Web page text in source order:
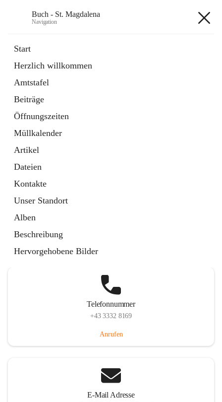
Buch - St. Magdalena
Navigation
Start
Herzlich willkommen
Amtstafel
Beiträge
Öffnungszeiten
Müllkalender
Artikel
Dateien
Kontakte
Unser Standort
Alben
Beschreibung
Hervorgehobene Bilder
11 Schnellzugriffe
Bürgerservice
10 Schnellzugriffe
Telefonnummer
+43 3332 8169
Anrufen
E-Mail Adresse